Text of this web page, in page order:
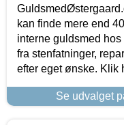
kan finde mere end
interne guldsmed
fra stenfatninger,
efter eget ønske. Klik
Se udvalget